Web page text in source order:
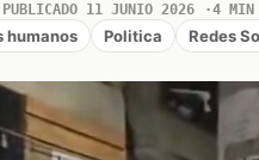
PUBLICADO 11 JUNIO 2026 4 MIN
humanos Politica Redes